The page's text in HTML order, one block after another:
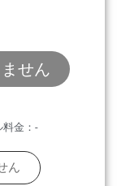
せん
料金：-
ん